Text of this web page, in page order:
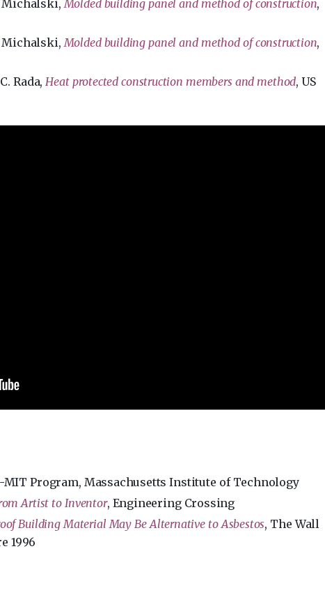
Michalski, Molded building panel and method of construction,
Michalski, Molded building panel and method of construction,
Rada,Heat protected construction members and method, US
MIT Program, Massachusetts Institute of Technology
Artist to Inventor, Engineering Crossing
Building Material May Be Alternative to Asbestos, The Wall
1996